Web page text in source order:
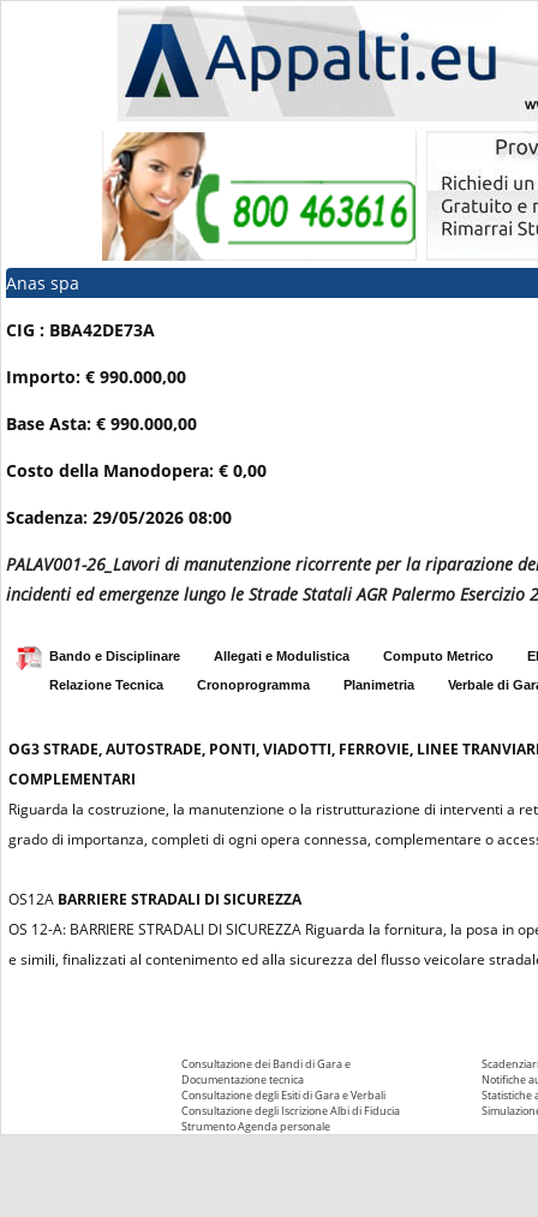
Anas spa
CIG : BBA42DE73A
Importo: € 990.000,00
Base Asta: € 990.000,00
Costo della Manodopera: € 0,00
Scadenza: 29/05/2026 08:00
PALAV001-26_Lavori di manutenzione ricorrente per la riparazione
incidenti ed emergenze lungo le Strade Statali AGR Palermo
Bando e Disciplinare Allegati e Modulistica Computo Metrico
Relazione Tecnica
Cronoprogramma Planimetria Verbale di
OG3STRADE, AUTOSTRADE, PONTI, VIADOTTI, FERROVIE, LINEE
COMPLEMENTARI
Riguarda la costruzione, la manutenzione o la ristrutturazione di interventi a
grado di importanza, completi di ogni opera connessa, complementare o
OS12A BARRIERE STRADALI DI SICUREZZA
OS 12-A: BARRIERE STRADALI DI SICUREZZA Riguarda la fornitura, la
e simili, finalizzati al contenimento ed alla sicurezza del flusso veicolare
Consultazione dei Bandi di Gara e
Documentazione tecnica
Consultazione degli Esiti di Gara e Verbali
Consultazione degli Iscrizione Albi di Fiducia
Strumento Agenda personale
Notifiche
Statistiche